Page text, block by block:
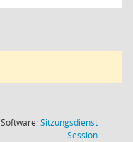
Software:Sitzungsdienst
Session(Wird in